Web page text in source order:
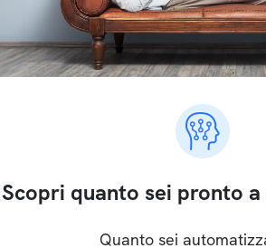
Scopri quanto sei pronto
Quanto sei